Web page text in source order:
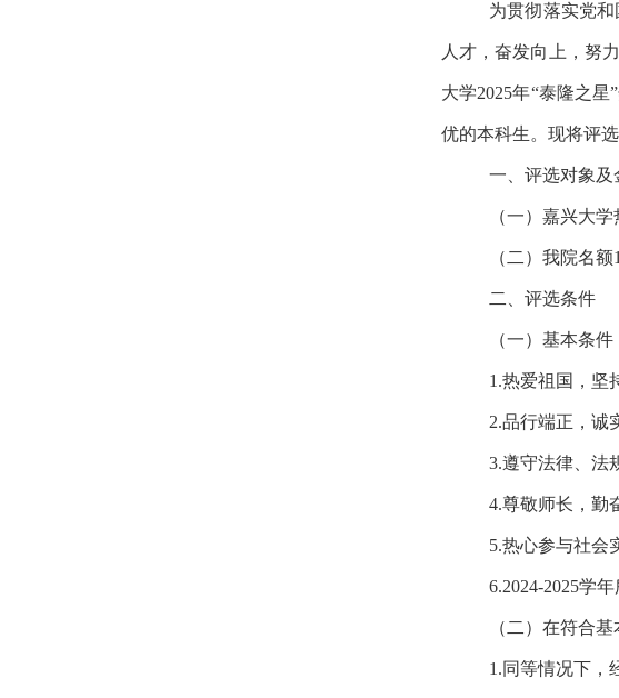
为贯彻落实党
人才 ，奋发向上，努
大学2025年“泰隆之星
优的本科生。 现将评选
一、评选对象及
（一） 嘉兴大学
（二）我院名额
二、评选条件
（一） 基本条件
1.热爱祖国，坚
2.品行端正，诚
3.遵守法律、法
4.尊敬师长，勤
5.热心参与社会
6.2024-2025学年
（二）在符合
1.同等情况下，